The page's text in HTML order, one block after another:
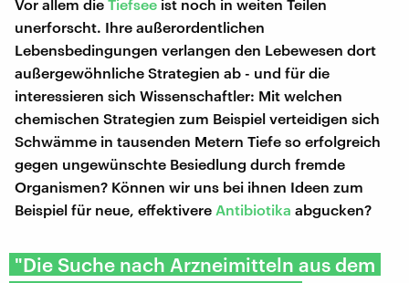
Vor allem die Tiefsee ist noch in weiten Teilen
unerforscht. Ihre außerordentlichen
Lebensbedingungen verlangen den Lebewesen dort
außergewöhnliche Strategien ab - und für die
interessieren sich Wissenschaftler: Mit welchen
chemischen Strategien zum Beispiel verteidigen sich
Schwämme in tausenden Metern Tiefe so erfolgreich
gegen ungewünschte Besiedlung durch fremde
Organismen? Können wir uns bei ihnen Ideen zum
Beispiel für neue, effektivere Antibiotika abgucken?
"Die Suche nach Arzneimitteln aus dem